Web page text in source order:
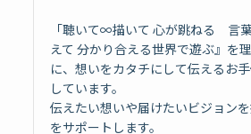
「聴いて∞描いて 心が跳ねる 言
えて 分かり合える世界で遊ぶ』を
に、想いをカタチにして伝えるお
しています。
伝えたい想いや届けたいビジョン
をサポートします。